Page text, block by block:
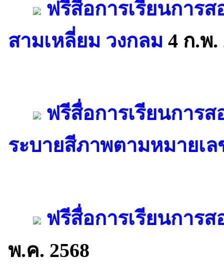
ฟรีสื่อการเรียนการ
สามเหลี่ยม วงกลม 4 ก.พ.
ฟรีสื่อการเรียนการ
ระบายสีภาพตามหมายเ
ฟรีสื่อการเรียนการ
พ.ค. 2568